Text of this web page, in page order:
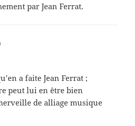
par Jean Ferrat.
a faite Jean Ferrat ;
peut lui en être bien
de alliage musique